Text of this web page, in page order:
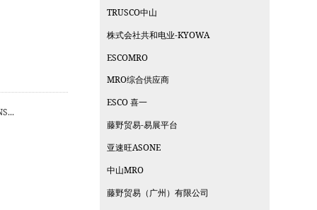
TRUSCO中山
株式会社共和电业-KYOWA
ESCOMRO
MRO综合供应商
ESCO 喜一
藤野贸易-易展平台
亚速旺ASONE
中山MRO
藤野贸易（广州）有限公司